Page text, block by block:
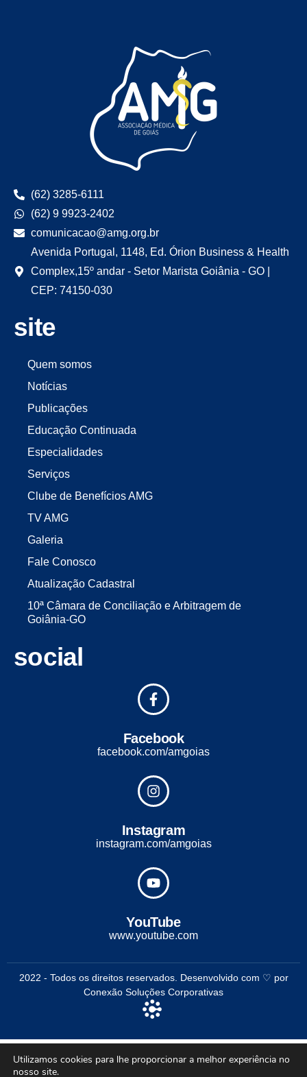
(62) 3285-6111
(62) 9 9923-2402
comunicacao@amg.org.br
Avenida Portugal, 1148, Ed. Órion Business & Health
Complex,15º andar - Setor Marista Goiânia - GO |
CEP: 74150-030
site
Quem somos
Notícias
Publicações
Educação Continuada
Especialidades
Serviços
Clube de Benefícios AMG
TV AMG
Galeria
Fale Conosco
Atualização Cadastral
10ª Câmara de Conciliação e Arbitragem de
Goiânia-GO
social
Facebook
facebook.com/amgoias
Instagram
instagram.com/amgoias
YouTube
www.youtube.com
2022 - Todos os direitos reservados. Desenvolvido com ♡ por
Conexão Soluções Corporativas
Utilizamos cookies para lhe proporcionar a melhor experiência no
nosso site.